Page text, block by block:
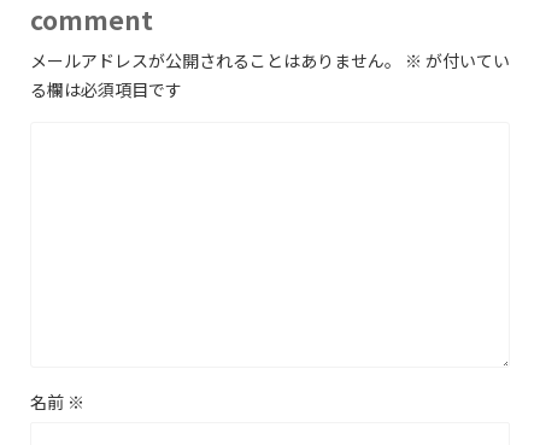
comment
メールアドレスが公開されることはありません。 ※ が付いてい
る欄は必須項目です
名前 ※